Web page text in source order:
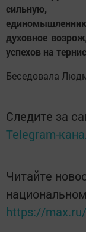
сильную,
духовное
успехов на
Беседовала
Следите за
Telegram-
Читайте
https://